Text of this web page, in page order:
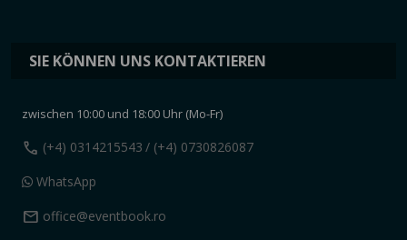
SIE KÖNNEN UNS KONTAKTIEREN
zwischen 10:00 und 18:00 Uhr (Mo-Fr)
call (+4) 0314215543 / (+4) 0730826087
WhatsApp
mail office@eventbook.ro